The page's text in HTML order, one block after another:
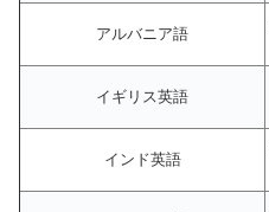
アルバニア語
イギリス英語
インド英語